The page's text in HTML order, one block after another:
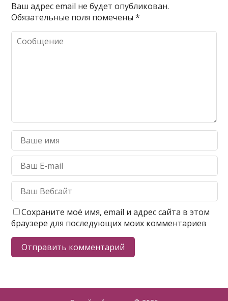
Ваш адрес email не будет опубликован.
Обязательные поля помечены*
Сохраните моё имя, email и адрес сайта в этом
браузере для последующих моих комментариев